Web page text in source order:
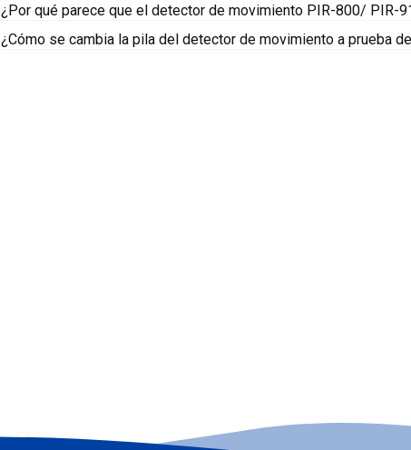
¿Por qué parece que el detector de movimiento PIR-800/ PIR-
¿Cómo se cambia la pila del detector de movimiento a prueba